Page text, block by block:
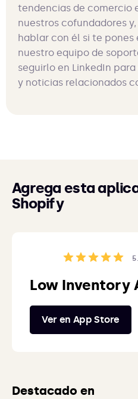
tendencias de comercio
nuestros cofundadores
hablar con él si te
nuestro equipo de
seguirlo en LinkedIn
y noticias relacionados
Agrega esta
Shopify
Low Inventory
Ver en App Store
Destacado en